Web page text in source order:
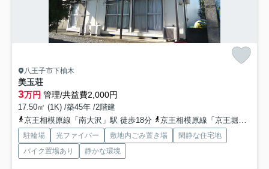
八王子市下柚木
美玉荘
3万円 管理/共益費2,000円
17.50㎡ (1K) /築45年 /2階建
京王相模原線「南大沢」駅 徒歩18分
京王相模原線「京王堀之内」駅 徒歩30分
駐輪場 光ファイバー 敷地内ごみ置き場
閑静な住宅地
バイク置場あり
静かな環境